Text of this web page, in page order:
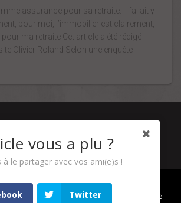
assurance pour sa retraite. Il fallait y
pour moi, l’immobilier est clairement,
ma retraite Cet article a été rédigé
Olivier Roland Selon une enquête
vente
vous a plu ?
à le partager avec vos ami(e)s !
Twitter
cookies pour vous garantir la meilleure
site web. Si vous continuez à utiliser ce